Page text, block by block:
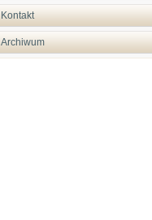
Kontakt
Archiwum